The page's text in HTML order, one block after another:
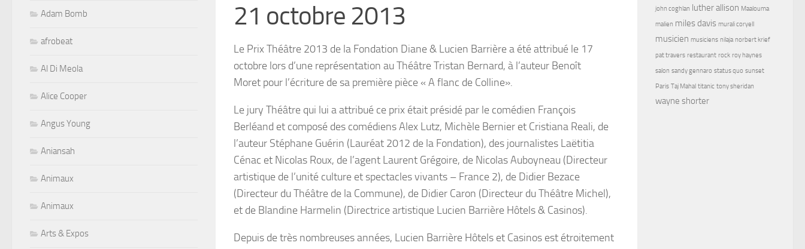
21 octobre 2013
Le Prix Théâtre 2013 de la Fondation Diane & Lucien Barrière a été attribué le 17
octobre lors d’une représentation au Théâtre Tristan Bernard, à l’auteur Benoît
Moret pour l’écriture de sa première pièce « A flanc de Colline».
Le jury Théâtre qui lui a attribué ce prix était présidé par le comédien François
Berléand et composé des comédiens Alex Lutz, Michèle Bernier et Cristiana Reali, de
l’auteur Stéphane Guérin (Lauréat 2012 de la Fondation), des journalistes Laëtitia
Cénac et Nicolas Roux, de l’agent Laurent Grégoire, de Nicolas Auboyneau (Directeur
artistique de l’unité culture et spectacles vivants – France 2), de Didier Bezace
(Directeur du Théâtre de la Commune), de Didier Caron (Directeur du Théâtre Michel),
et de Blandine Harmelin (Directrice artistique Lucien Barrière Hôtels & Casinos).
Depuis de très nombreuses années, Lucien Barrière Hôtels et Casinos est étroitement
Adam Bomb
afrobeat
Al Di Meola
Alice Cooper
Angus Young
Aniansah
Animaux
Animaux
Arts & Expos
john coghlan luther allison Maalouma
malien miles davis murali coryell
musicien musiciens nilaja norbert krief
pat travers restaurant rock roy haynes
salon sandy gennaro status quo sunset
Paris Taj Mahal titanic tony sheridan
wayne shorter